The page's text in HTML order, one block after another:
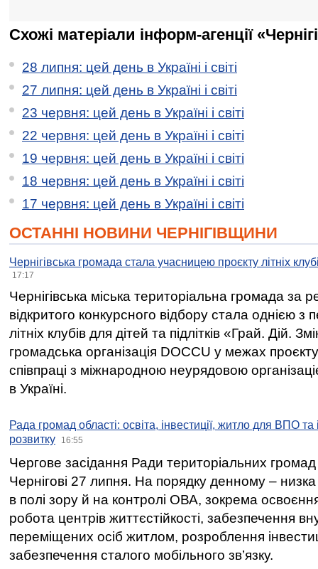
Схожі матеріали інформ-агенції
28 липня: цей день в Україні і світі
27 липня: цей день в Україні і світі
23 червня: цей день в Україні і світі
22 червня: цей день в Україні і світі
19 червня: цей день в Україні і світі
18 червня: цей день в Україні і світі
17 червня: цей день в Україні і світі
ОСТАННІ НОВИНИ ЧЕРНІГІВЩИНИ
Чернігівська громада стала учасницею проєкту літніх
17:17
Чернігівська міська територіальна громада за
відкритого конкурсного відбору стала однією
літніх клубів для дітей та підлітків «Грай. Дій.
громадська організація DOCCU у межах
співпраці з міжнародною неурядовою
в Україні.
Рада громад області: освіта, інвестиції, житло для ВПО
розвитку
16:55
Чергове засідання Ради територіальних громад
Чернігові 27 липня. На порядку денному –
в полі зору й на контролі ОВА, зокрема освоєння
робота центрів життєстійкості, забезпечення
переміщених осіб житлом, розроблення
забезпечення сталого мобільного зв’язку.